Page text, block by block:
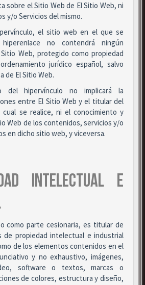
sobre el Sitio Web de El Sitio Web, ni
y/o Servicios del mismo.
el sitio web en el que se
no contendrá ningún
Web, protegido como propiedad
jurídico español, salvo
de El Sitio Web.
del hipervínculo no implicará la
entre El Sitio Web y el titular del
se realice, ni el conocimiento y
Web de los contenidos, servicios y/o
en dicho sitio web, y viceversa.
INTELECTUAL E
como parte cesionaria, es titular de
de propiedad intelectual e industrial
de los elementos contenidos en el
y no exhaustivo, imágenes,
software o textos, marcas o
de colores, estructura y diseño,